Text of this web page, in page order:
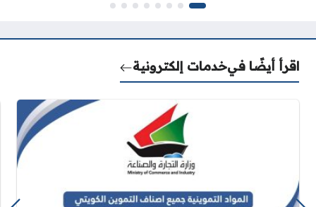
اقرأ أيضًا فيخدمات إلكترونية